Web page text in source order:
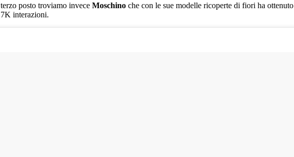
posto troviamo inveceMoschino che con le sue modelle ricoperte di fiori ha ottenuto
interazioni.